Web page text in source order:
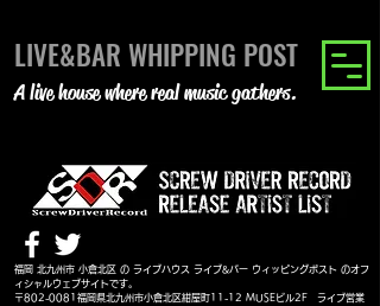
LIVE&BAR WHIPPING POST
A live house where real music gathers.
福岡 北九州市 小倉北区 の ライブハウス ライブ&バー ウィッピングポスト のオフ
ィシャルウェブサイトです。
〒802-0081福岡県北九州市小倉北区紺屋町11-12 MUSEビル2F ライブ営業